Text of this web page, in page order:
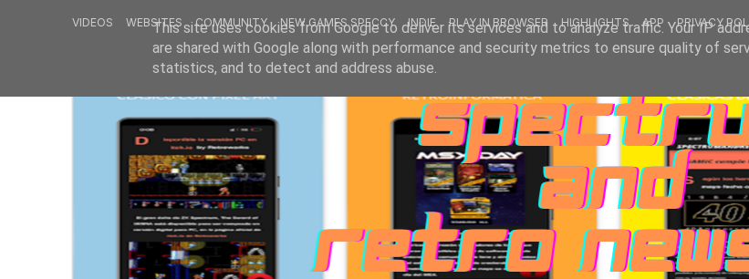
VIDEOS WEBSITES COMMUNITY NEW GAMES SPECCY INDIE PLAY IN BROWSER HIGHLIGHTS APP PRIVACY
This site uses cookies from Google to deliver its services and to analyze traffic. Your IP
are shared with Google along with performance and security metrics to ensure quality of
statistics, and to detect and address abuse.